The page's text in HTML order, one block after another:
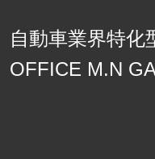
自動車業界特化
OFFICE M.N